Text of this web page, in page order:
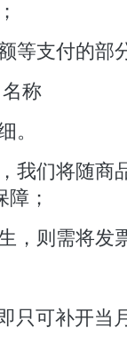
等支付的部
称
。
我们将随商
；
，则需将发
只可补开当